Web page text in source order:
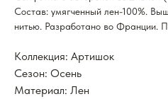
Состав: умягченный лен-100%.
нитью. Разработано во Франции.
Коллекция: Артишок
Сезон: Осень
Материал: Лен